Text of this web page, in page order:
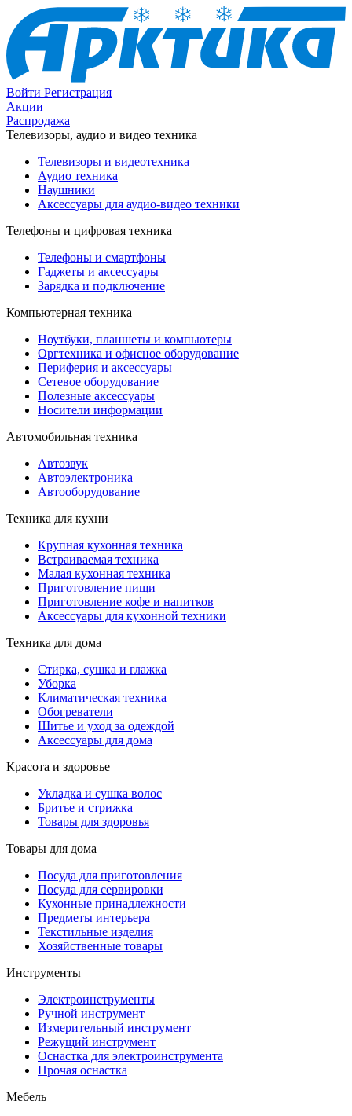
Войти Регистрация
Акции
Распродажа
Телевизоры, аудио и видео техника
Телевизоры и видеотехника
Аудио техника
Наушники
Аксессуары для аудио-видео техники
Телефоны и цифровая техника
Телефоны и смартфоны
Гаджеты и аксессуары
Зарядка и подключение
Компьютерная техника
Ноутбуки, планшеты и компьютеры
Оргтехника и офисное оборудование
Периферия и аксессуары
Cетевое оборудование
Полезные аксессуары
Носители информации
Автомобильная техника
Автозвук
Автоэлектроника
Автооборудование
Техника для кухни
Крупная кухонная техника
Встраиваемая техника
Малая кухонная техника
Приготовление пищи
Приготовление кофе и напитков
Аксессуары для кухонной техники
Техника для дома
Стирка, сушка и глажка
Уборка
Климатическая техника
Обогреватели
Шитье и уход за одеждой
Аксессуары для дома
Красота и здоровье
Укладка и сушка волос
Бритье и стрижка
Товары для здоровья
Товары для дома
Посуда для приготовления
Посуда для сервировки
Кухонные принадлежности
Предметы интерьера
Текстильные изделия
Хозяйственные товары
Инструменты
Электроинструменты
Ручной инструмент
Измерительный инструмент
Режущий инструмент
Оснастка для электроинструмента
Прочая оснастка
Мебель